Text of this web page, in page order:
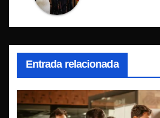
Entrada relacionada